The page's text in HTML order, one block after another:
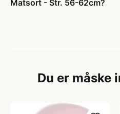
Matsort - Str. 56-62cm?
Du er måske